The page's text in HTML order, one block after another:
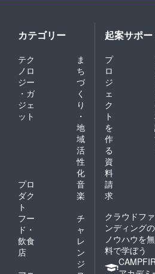
カテゴリー
テク
ノロ
ジー
・ガ
ジェ
ット
ま
ち
づ
く
り
・
地
域
活
性
化
プロ
ダク
ト
音
楽
フー
ド・
飲食
店
チ
ャ
レ
ン
ジ
起案サポー
プ
ロ
ジ
ェ
ク
ト
を
作
る
資
料
請
求
クラウドファ
ンディングの
ノウハウを無
料で学ぼう